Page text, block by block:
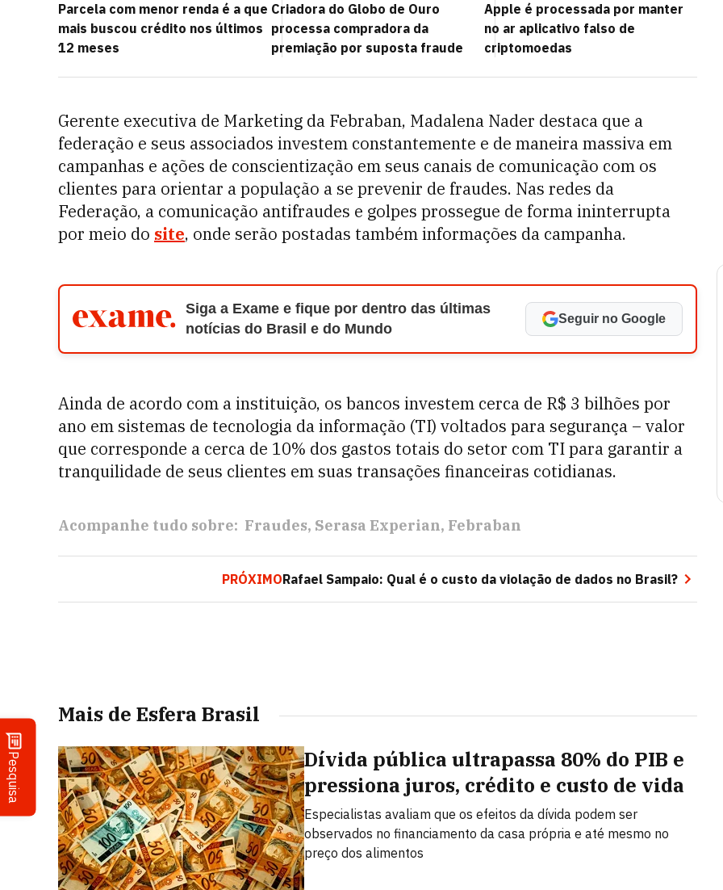
Pesquisa
Parcela com menor renda é a que
mais buscou crédito nos últimos
12 meses
Criadora do Globo de Ouro
processa compradora da
premiação por suposta fraude
Apple é processada por manter
no ar aplicativo falso de
criptomoedas
Gerente executiva de Marketing da Febraban, Madalena Nader destaca que a
federação e seus associados investem constantemente e de maneira massiva em
campanhas e ações de conscientização em seus canais de comunicação com os
clientes para orientar a população a se prevenir de fraudes. Nas redes da
Federação, a comunicação antifraudes e golpes prossegue de forma ininterrupta
por meio do site, onde serão postadas também informações da campanha.
Siga a Exame e fique por dentro das últimas
notícias do Brasil e do Mundo
Seguir no Google
Ainda de acordo com a instituição, os bancos investem cerca de R$ 3 bilhões por
ano em sistemas de tecnologia da informação (TI) voltados para segurança – valor
que corresponde a cerca de 10% dos gastos totais do setor com TI para garantir a
tranquilidade de seus clientes em suas transações financeiras cotidianas.
Acompanhe tudo sobre: Fraudes Serasa Experian Febraban
PRÓXIMORafael Sampaio: Qual é o custo da violação de dados no Brasil?
Mais de Esfera Brasil
Dívida pública ultrapassa 80% do PIB e
pressiona juros, crédito e custo de vida
Especialistas avaliam que os efeitos da dívida podem ser
observados no financiamento da casa própria e até mesmo no
preço dos alimentos